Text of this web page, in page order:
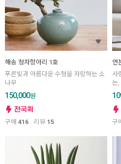
해송 청자항아리 1호
푸른빛과 아름다운 수형을 자랑하는 소
나무
150,000원
구매 416 리뷰 15
연
사
는,
구